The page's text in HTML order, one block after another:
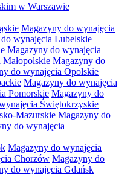
w Warszawie
Magazyny do wynajęcia
wynajęcia Lubelskie
Magazyny do wynajęcia
Magazyny do
do wynajęcia Opolskie
Magazyny do wynajęcia
Pomorskie Magazyny do
Świętokrzyskie
Mazurskie Magazyny do
do wynajęcia
Magazyny do wynajęcia
Chorzów Magazyny do
do wynajęcia Gdańsk